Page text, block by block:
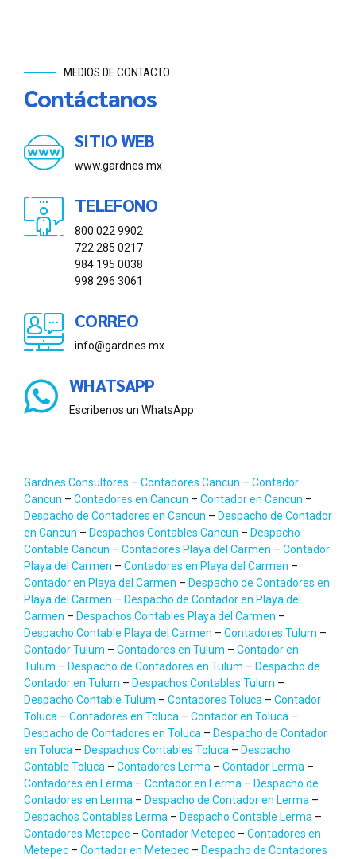
MEDIOS DE CONTACTO
Contáctanos
SITIO WEB
www.gardnes.mx
TELEFONO
800 022 9902
722 285 0217
984 195 0038
998 296 3061
CORREO
info@gardnes.mx
WHATSAPP
Escribenos un WhatsApp
Gardnes Consultores – Contadores Cancun – Contador
Cancun – Contadores en Cancun – Contador en Cancun –
Despacho de Contadores en Cancun – Despacho de Contador
en Cancun – Despachos Contables Cancun – Despacho
Contable Cancun – Contadores Playa del Carmen – Contador
Playa del Carmen – Contadores en Playa del Carmen –
Contador en Playa del Carmen – Despacho de Contadores en
Playa del Carmen – Despacho de Contador en Playa del
Carmen – Despachos Contables Playa del Carmen –
Despacho Contable Playa del Carmen – Contadores Tulum –
Contador Tulum – Contadores en Tulum – Contador en
Tulum – Despacho de Contadores en Tulum – Despacho de
Contador en Tulum – Despachos Contables Tulum –
Despacho Contable Tulum – Contadores Toluca – Contador
Toluca – Contadores en Toluca – Contador en Toluca –
Despacho de Contadores en Toluca – Despacho de Contador
en Toluca – Despachos Contables Toluca – Despacho
Contable Toluca – Contadores Lerma – Contador Lerma –
Contadores en Lerma – Contador en Lerma – Despacho de
Contadores en Lerma – Despacho de Contador en Lerma –
Despachos Contables Lerma – Despacho Contable Lerma –
Contadores Metepec – Contador Metepec – Contadores en
Metepec – Contador en Metepec – Despacho de Contadores